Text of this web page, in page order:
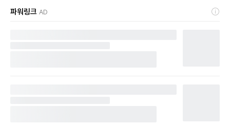
파워링크 AD